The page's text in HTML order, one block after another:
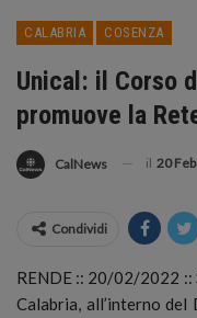
CALABRIA COSENZA
Unical: il Corso
promuove la
CalNews il 20
Condividi
RENDE :: 20/02/2022 ::
Calabria, all’interno